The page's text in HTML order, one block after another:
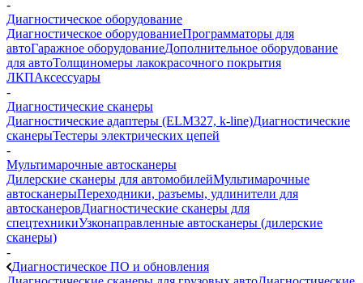
-
Диагностическое оборудование
Диагностическое оборудованиеПрограмматоры для
автоГаражное оборудованиеДополнительное оборудование
для автоТолщиномеры лакокрасочного покрытия
ЛКПАксессуары
-
Диагностические сканеры
Диагностические адаптеры (ELM327, k-line)Диагностические
сканерыТестеры электрических цепей
-
Мультимарочные автосканеры
Дилерские сканеры для автомобилейМультимарочные
автосканерыПереходники, разъемы, удлинители для
автосканеровДиагностические сканеры для
спецтехникиУзконаправленные автосканеры (дилерские
сканеры)
-
Диагностическое ПО и обновления